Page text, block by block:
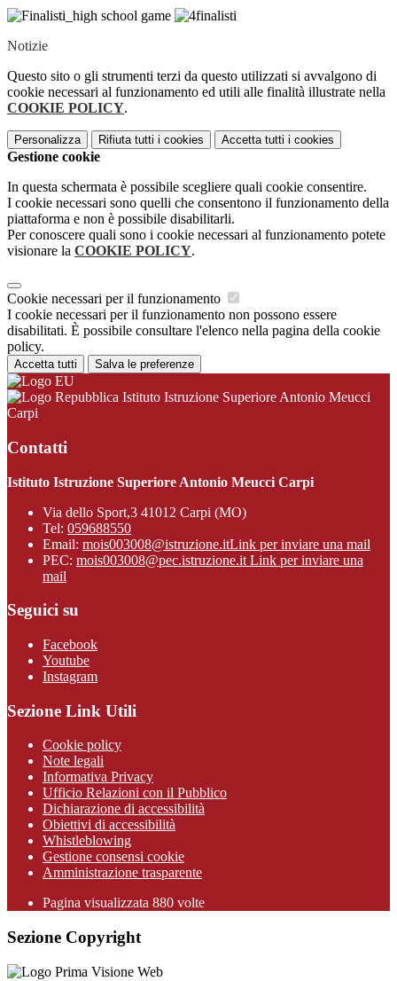
Notizie
Questo sito o gli strumenti terzi da questo utilizzati si avvalgono di
cookie necessari al funzionamento ed utili alle finalità illustrate nella
COOKIE POLICY.
Personalizza Rifiuta tutti i cookies Accetta tutti i cookies
Gestione cookie
In questa schermata è possibile scegliere quali cookie consentire.
I cookie necessari sono quelli che consentono il funzionamento della
piattaforma e non è possibile disabilitarli.
Per conoscere quali sono i cookie necessari al funzionamento potete
visionare la COOKIE POLICY.
Cookie necessari per il funzionamento
I cookie necessari per il funzionamento non possono essere
disabilitati. È possibile consultare l'elenco nella pagina della cookie
policy.
Accetta tutti Salva le preferenze
Istituto Istruzione Superiore Antonio Meucci
Carpi
Contatti
Istituto Istruzione Superiore Antonio Meucci Carpi
Via dello Sport,3 41012 Carpi (MO)
Tel: 059688550
Email: mois003008@istruzione.itLink per inviare una mail
PEC: mois003008@pec.istruzione.it Link per inviare una
mail
Seguici su
Facebook
Youtube
Instagram
Sezione Link Utili
Cookie policy
Note legali
Informativa Privacy
Ufficio Relazioni con il Pubblico
Dichiarazione di accessibilità
Obiettivi di accessibilità
Whistleblowing
Gestione consensi cookie
Amministrazione trasparente
Pagina visualizzata 880 volte
Sezione Copyright